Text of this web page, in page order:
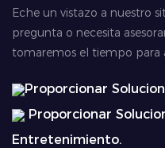
Eche un vistazo a nuestro
pregunta o necesita
tomaremos el tiempo para
Proporcionar
Proporcionar
Entretenimiento.